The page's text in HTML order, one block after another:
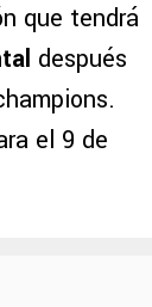
que tendrá
después
el 9 de